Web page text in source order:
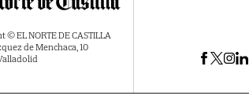
© EL NORTE DE CASTILLA
de Menchaca, 10